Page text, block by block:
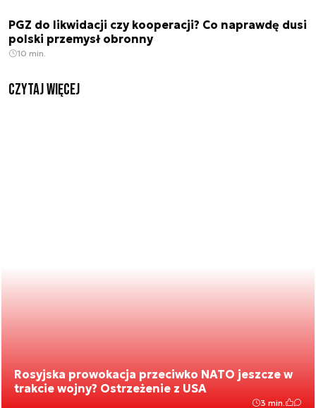
PGZ do likwidacji czy kooperacji? Co naprawdę dusi
polski przemysł obronny
10 min.
czytaj więcej
Rosyjska prowokacja przeciwko NATO jeszcze w
trakcie wojny? Ostrzeżenie z USA
3 min.